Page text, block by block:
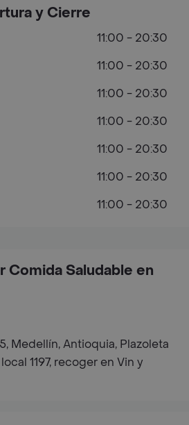
Comida Saludable en
Medellín, Antioquia, Plazoleta
1197, recoger en Vin y
y Cierre
11:00 - 20:30
11:00 - 20:30
11:00 - 20:30
11:00 - 20:30
11:00 - 20:30
11:00 - 20:30
11:00 - 20:30